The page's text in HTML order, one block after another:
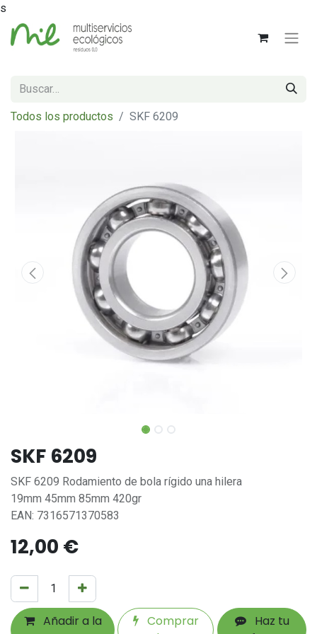
s
Todos los productos SKF 6209
SKF 6209
SKF 6209 Rodamiento de bola rígido una hilera
19mm 45mm 85mm 420gr
EAN: 7316571370583
12,00 €
Añadir a la
Comprar
Haz tu